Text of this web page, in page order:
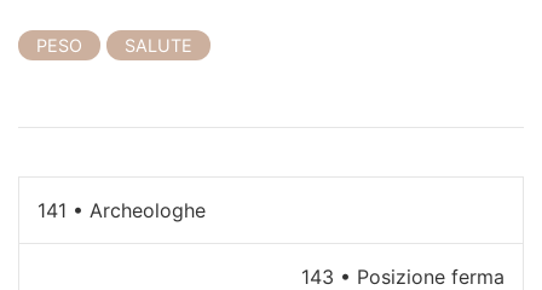
PESO SALUTE
N
a
141 • Archeologhe
143 • Posizione ferma